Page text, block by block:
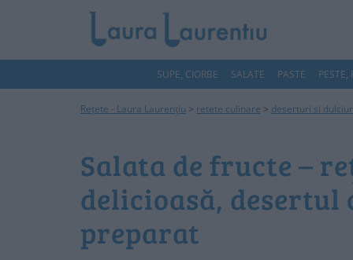
SUPE, CIORBE SALATE PASTE PESTE,
Rețete - Laura Laurențiu > retete culinare > deserturi si
Salata de fructe –
delicioasă, desertul
preparat